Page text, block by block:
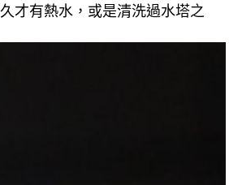
才有熱水，或是清洗過水塔之